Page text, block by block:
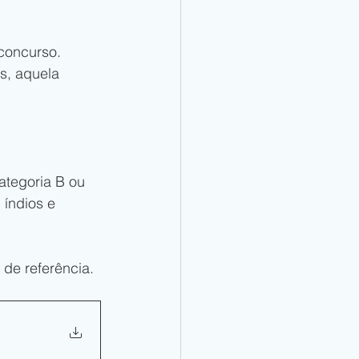
aquela
B ou
índios e
referência.